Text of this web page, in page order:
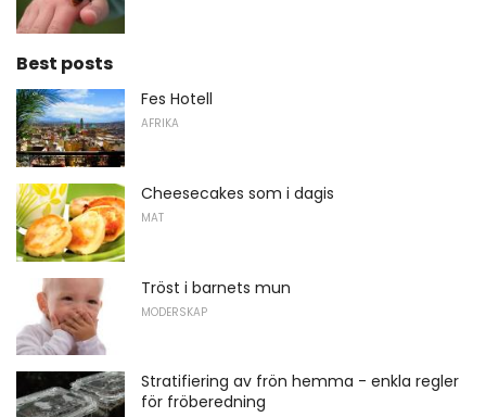
Best posts
Fes Hotell
AFRIKA
Cheesecakes som i dagis
MAT
Tröst i barnets mun
MODERSKAP
Stratifiering av frön hemma - enkla regler
för fröberedning